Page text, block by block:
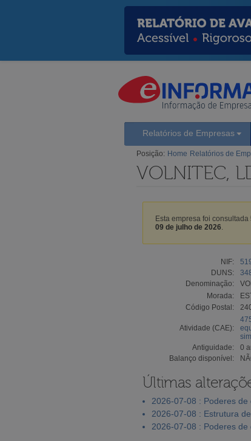
Relatórios de Empresas
Posição: Home Relatórios de
VOLNITEC,
Esta empresa foi consultada
09 de julho de 2026
NIF:
DUNS:
Denominação:
Morada:
Código Postal:
Atividade (CAE):
Antiguidade:
0
Balanço disponível:
Últimas
2026-07-08 : Poderes de
2026-07-08 : Estrutura
2026-07-08 : Poderes de